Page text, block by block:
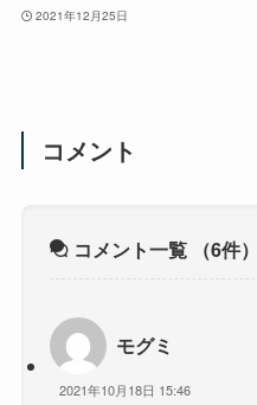
2021年12月25日
コメント
コメント一覧 （6件）
モグミ
2021年10月18日 15:46